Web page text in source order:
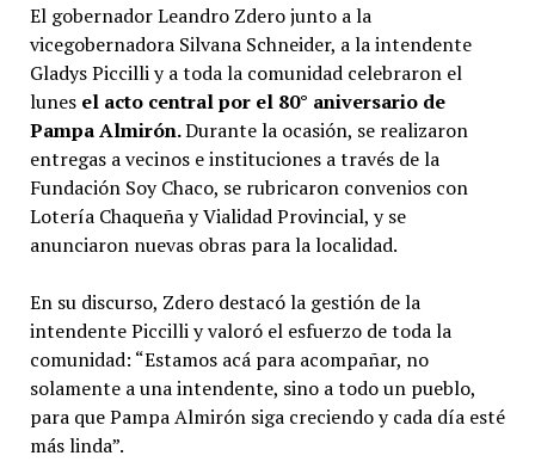
El gobernador Leandro Zdero junto a la
vicegobernadora Silvana Schneider, a la intendente
Gladys Piccilli y a toda la comunidad celebraron el
lunes el acto central por el 80° aniversario de
Pampa Almirón.Durante la ocasión, se realizaron
entregas a vecinos e instituciones a través de la
Fundación Soy Chaco, se rubricaron convenios con
Lotería Chaqueña y Vialidad Provincial, y se
anunciaron nuevas obras para la localidad.
En su discurso, Zdero destacó la gestión de la
intendente Piccilli y valoró el esfuerzo de toda la
comunidad: “Estamos acá para acompañar, no
solamente a una intendente, sino a todo un pueblo,
para que Pampa Almirón siga creciendo y cada día esté
más linda”.